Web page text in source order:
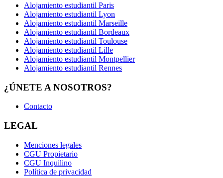
Alojamiento estudiantil Paris
Alojamiento estudiantil Lyon
Alojamiento estudiantil Marseille
Alojamiento estudiantil Bordeaux
Alojamiento estudiantil Toulouse
Alojamiento estudiantil Lille
Alojamiento estudiantil Montpellier
Alojamiento estudiantil Rennes
¿ÚNETE A NOSOTROS?
Contacto
LEGAL
Menciones legales
CGU Propietario
CGU Inquilino
Política de privacidad